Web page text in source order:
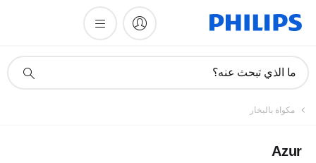
دعم
ما الذي تبحث عنه؟
مكواة بالبخار
Azur